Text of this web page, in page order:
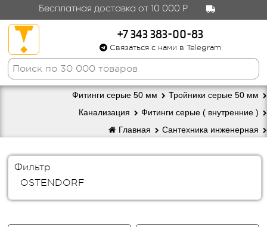
Бесплатная доставка от 10 000 Р
+7 343 383-00-83
Связаться с нами в Telegram
Тройники серые 50 мм
Фитинги серые 50 мм
Фитинги серые ( внутренние )
Канализация
Сантехника инженерная
Главная
Фильтр
OSTENDORF